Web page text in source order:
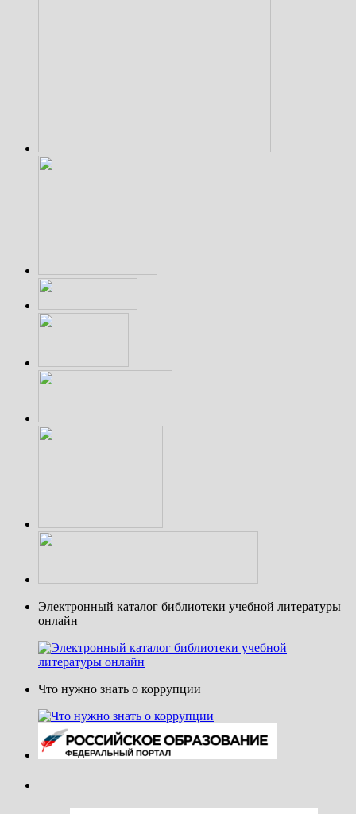
Электронный каталог библиотеки учебной литературы
онлайн
Что нужно знать о коррупции